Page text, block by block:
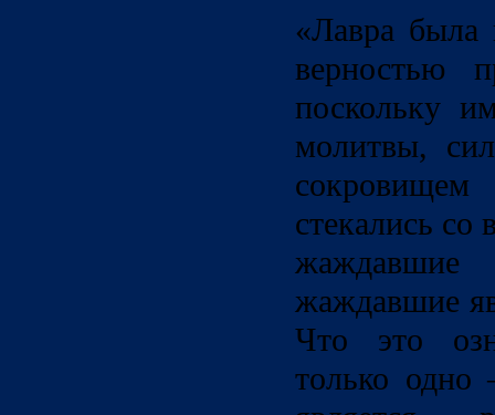
«Лавра была
верностью
поскольку
молитвы,
стекались
жаждавшие
жаждавшие
Что это
только одно